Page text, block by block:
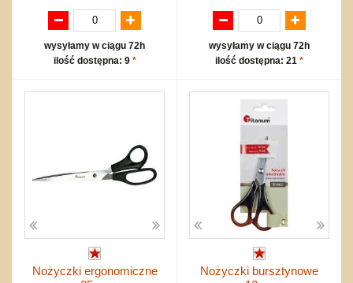
wysyłamy w ciągu 72h
ilość dostępna: 9 *
wysyłamy w ciągu 72h
ilość dostępna: 21 *
Nożyczki ergonomiczne
Nożyczki bursztynowe